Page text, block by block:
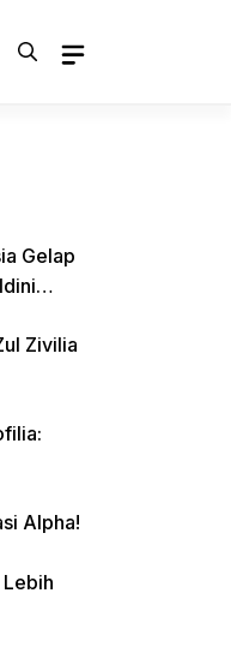
Zivilia
Alpha!
Lebih